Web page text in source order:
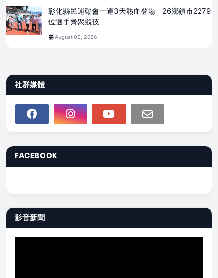
彰化縣民運動會一連3天熱血登場 26鄉鎮市2279
位選手齊聚競技
August 05, 2026
社群媒體
FACEBOOK
影音新聞